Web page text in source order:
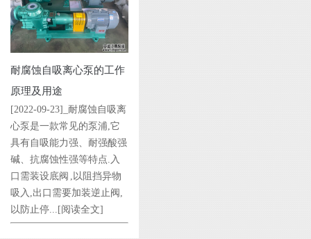
耐腐蚀自吸离心泵的工作
原理及用途
[2022-09-23]_耐腐蚀自吸离
心泵是一款常见的泵浦,它
具有自吸能力强、耐强酸强
碱、抗腐蚀性强等特点.入
口需装设底阀 ,以阻挡异物
吸入,出口需要加装逆止阀,
以防止停... [阅读全文]